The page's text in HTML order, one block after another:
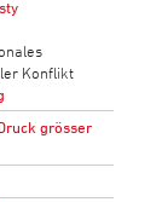
Konflikt
grösser